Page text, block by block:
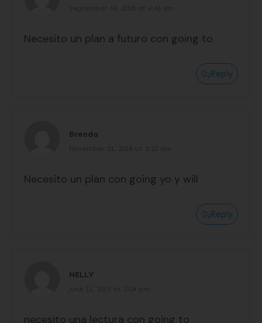
Necesito un plan a futuro con going to
Reply
Brenda
Necesito un plan con going yo y will
Reply
NELLY
necesito una lectura con going to